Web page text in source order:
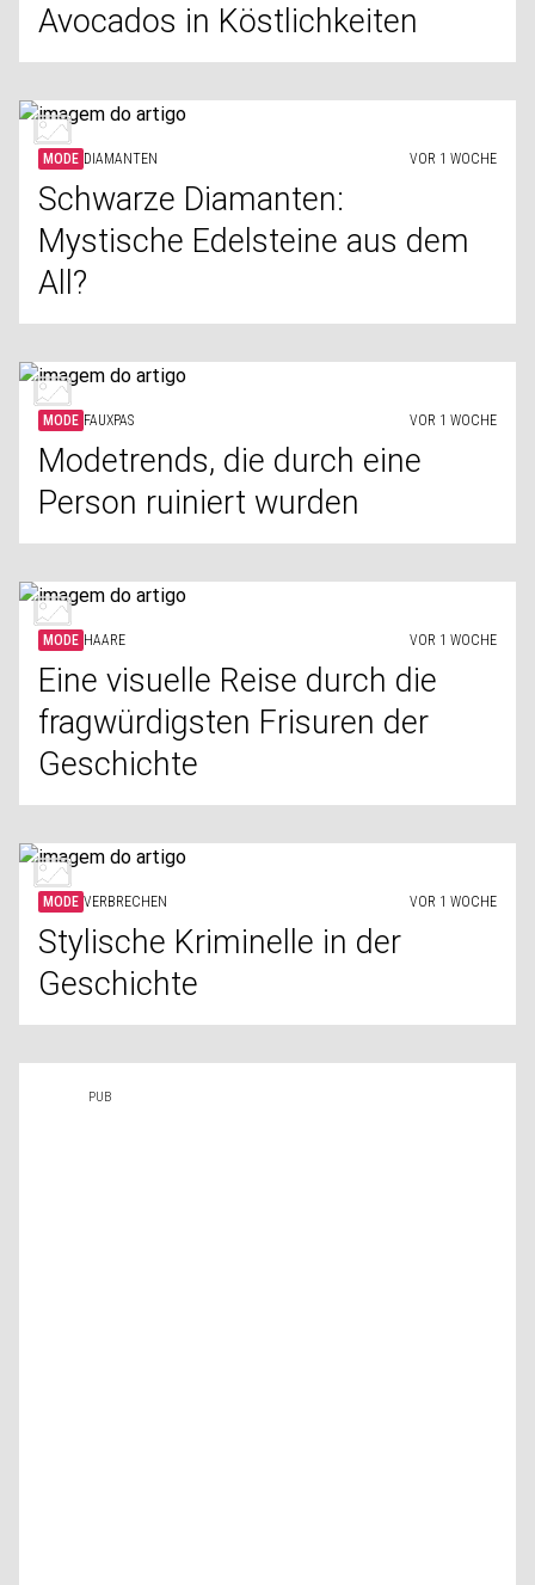
Avocados in Köstlichkeiten
MODE DIAMANTEN VOR 1 WOCHE
Schwarze Diamanten:
Mystische Edelsteine aus dem
All?
MODE FAUXPAS VOR 1 WOCHE
Modetrends, die durch eine
Person ruiniert wurden
MODE HAARE VOR 1 WOCHE
Eine visuelle Reise durch die
fragwürdigsten Frisuren der
Geschichte
MODE VERBRECHEN VOR 1 WOCHE
Stylische Kriminelle in der
Geschichte